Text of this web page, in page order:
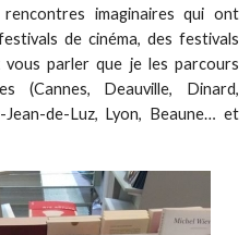
imaginaires qui ont
de cinéma, des festivals
vous parler que je les parcours
(Cannes, Deauville, Dinard,
de-Luz, Lyon, Beaune… et